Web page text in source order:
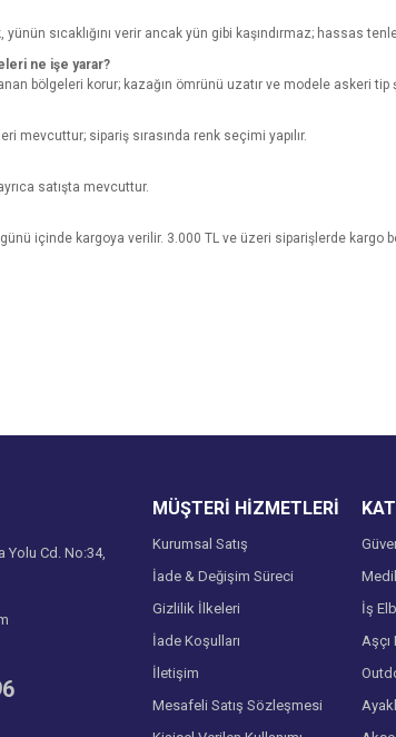
yünün sıcaklığını verir ancak yün gibi kaşındırmaz; hassas
ne işe yarar?
bölgeleri korur; kazağın ömrünü uzatır ve modele askeri tip
mevcuttur; sipariş sırasında renk seçimi yapılır.
satışta mevcuttur.
içinde kargoya verilir. 3.000 TL ve üzeri siparişlerde kargo
Yolu Cd. No:34,
MÜŞTERİ HİZMETLERİ
Kurumsal Satış
İade & Değişim Süreci
Gizlilik İlkeleri
İade Koşulları
İletişim
Mesafeli Satış Sözleşmesi
İş
Aşçı